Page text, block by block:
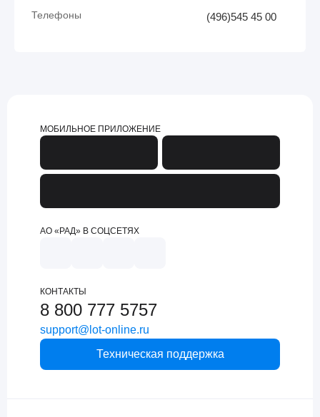
Телефоны (496)545 45 00
МОБИЛЬНОЕ ПРИЛОЖЕНИЕ
АО «РАД» В СОЦСЕТЯХ
КОНТАКТЫ
8 800 777 5757
support@lot-online.ru
Техническая поддержка